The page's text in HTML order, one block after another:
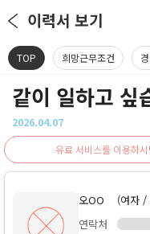
이력서 보기
TOP 희망근무조건
같이 일하고 싶
2026.04.07
유료 서비스를 이용하
오OO
(여자 /
연락처